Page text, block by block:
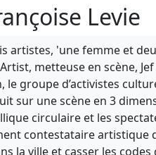
Levie
artistes, 'une femme et
metteuse en scène,
groupe d’activistes
sur une scène en 3
circulaire et les
contestataire artistique
la ville et casser les codes